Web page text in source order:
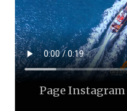
Page Instagram